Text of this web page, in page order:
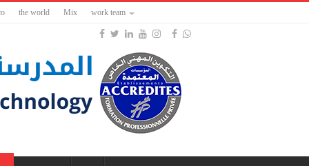
the world Mix work team